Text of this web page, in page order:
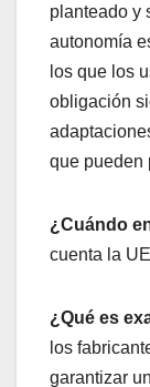
planteado y
autonomía
los que los
obligación
que pueden
¿Cuándo
cuenta la
¿Qué es
los
garantizar